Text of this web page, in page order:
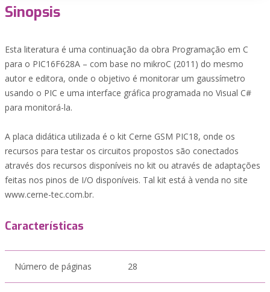
Sinopsis
Esta literatura é uma continuação da obra Programação em C
para o PIC16F628A – com base no mikroC (2011) do mesmo
autor e editora, onde o objetivo é monitorar um gaussímetro
usando o PIC e uma interface gráfica programada no Visual C#
para monitorá-la.
A placa didática utilizada é o kit Cerne GSM PIC18, onde os
recursos para testar os circuitos propostos são conectados
através dos recursos disponíveis no kit ou através de adaptações
feitas nos pinos de I/O disponíveis. Tal kit está à venda no site
www.cerne-tec.com.br.
Características
Número de páginas 28